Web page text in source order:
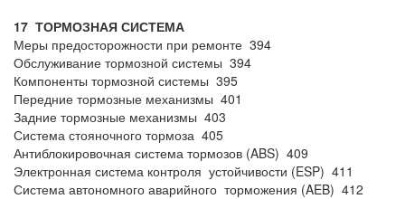
17 ТОРМОЗНАЯ СИСТЕМА
Меры предосторожности при ремонте 394
Обслуживание тормозной системы 394
Компоненты тормозной системы 395
Передние тормозные механизмы 401
Задние тормозные механизмы 403
Система стояночного тормоза 405
Антиблокировочная система тормозов (ABS) 409
Электронная система контроля устойчивости (ESP) 411
Система автономного аварийного торможения (AEB) 412